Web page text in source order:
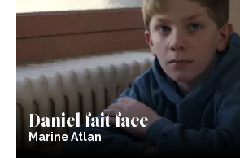
Daniel fait face
Marine Atlan